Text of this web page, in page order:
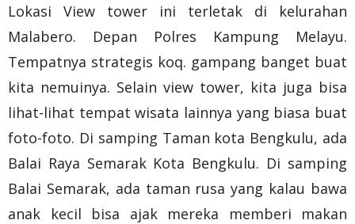
Lokasi View tower ini terletak di kelurahan
Malabero. Depan Polres Kampung Melayu.
Tempatnya strategis koq. gampang banget buat
kita nemuinya. Selain view tower, kita juga bisa
lihat-lihat tempat wisata lainnya yang biasa buat
foto-foto. Di samping Taman kota Bengkulu, ada
Balai Raya Semarak Kota Bengkulu. Di samping
Balai Semarak, ada taman rusa yang kalau bawa
anak kecil bisa ajak mereka memberi makan